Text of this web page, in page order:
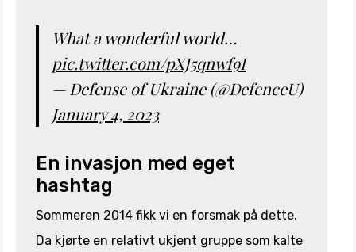
What a wonderful world…
pic.twitter.com/pXJ5qnwf9I
— Defense of Ukraine (@DefenceU)
January 4, 2023
En invasjon med eget
hashtag
Sommeren 2014 fikk vi en forsmak på dette.
Da kjørte en relativt ukjent gruppe som kalte